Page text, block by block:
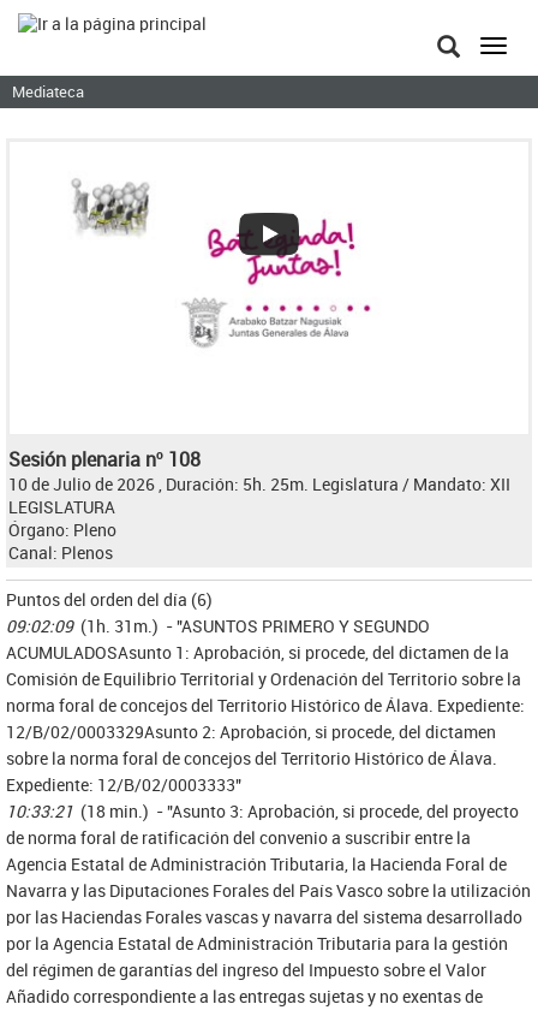
Mediateca
Sesión plenaria nº 108
10 de Julio de 2026 , Duración: 5h. 25m. Legislatura / Mandato: XII
LEGISLATURA
Órgano: Pleno
Canal: Plenos
Puntos del orden del día (6)
09:02:09 (1h. 31m.) - "ASUNTOS PRIMERO Y SEGUNDO
ACUMULADOSAsunto 1: Aprobación, si procede, del dictamen de la
Comisión de Equilibrio Territorial y Ordenación del Territorio sobre la
norma foral de concejos del Territorio Histórico de Álava. Expediente:
12/B/02/0003329Asunto 2: Aprobación, si procede, del dictamen
sobre la norma foral de concejos del Territorio Histórico de Álava.
Expediente: 12/B/02/0003333"
10:33:21 (18 min.) - "Asunto 3: Aprobación, si procede, del proyecto
de norma foral de ratificación del convenio a suscribir entre la
Agencia Estatal de Administración Tributaria, la Hacienda Foral de
Navarra y las Diputaciones Forales del País Vasco sobre la utilización
por las Haciendas Forales vascas y navarra del sistema desarrollado
por la Agencia Estatal de Administración Tributaria para la gestión
del régimen de garantías del ingreso del Impuesto sobre el Valor
Añadido correspondiente a las entregas sujetas y no exentas de